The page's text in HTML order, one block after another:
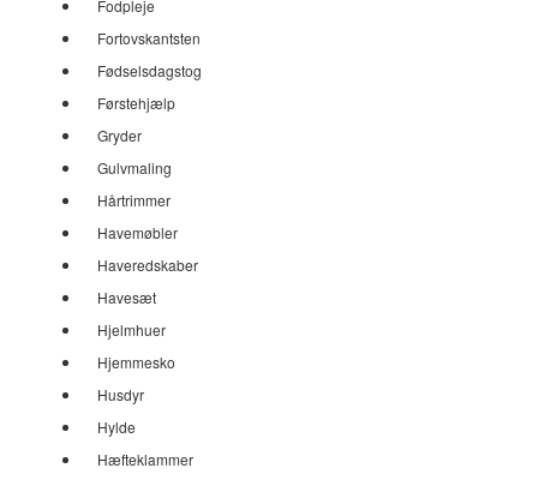
Fodpleje
Fortovskantsten
Fødselsdagstog
Førstehjælp
Gryder
Gulvmaling
Hårtrimmer
Havemøbler
Haveredskaber
Havesæt
Hjelmhuer
Hjemmesko
Husdyr
Hylde
Hæfteklammer